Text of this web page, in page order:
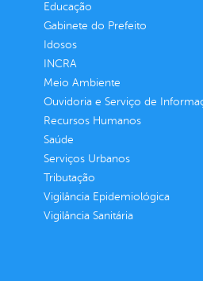
Educação
Gabinete do Prefeito
Idosos
INCRA
Meio Ambiente
Ouvidoria e Serviço de
Recursos Humanos
Saúde
Serviços Urbanos
Tributação
Vigilância Epidemiológica
Vigilância Sanitária